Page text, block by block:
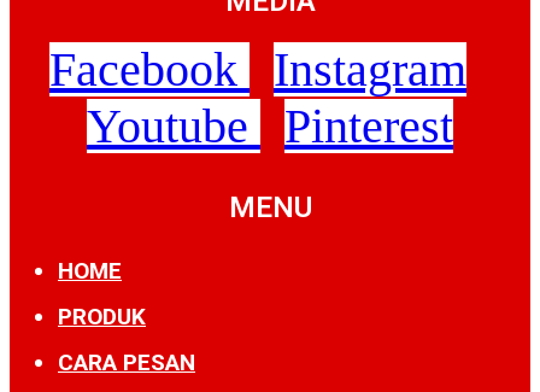
Facebook
Instagram
Youtube
Pinterest
MENU
HOME
PRODUK
CARA PESAN